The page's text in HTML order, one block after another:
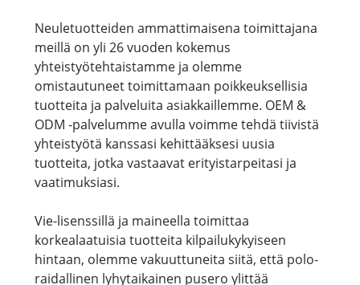
Neuletuotteiden ammattimaisena toimittajana
meillä on yli 26 vuoden kokemus
yhteistyötehtaistamme ja olemme
omistautuneet toimittamaan poikkeuksellisia
tuotteita ja palveluita asiakkaillemme. OEM &
ODM -palvelumme avulla voimme tehdä tiivistä
yhteistyötä kanssasi kehittääksesi uusia
tuotteita, jotka vastaavat erityistarpeitasi ja
vaatimuksiasi.
Vie-lisenssillä ja maineella toimittaa
korkealaatuisia tuotteita kilpailukykyiseen
hintaan, olemme vakuuttuneita siitä, että polo-
raidallinen lyhytaikainen pusero ylittää